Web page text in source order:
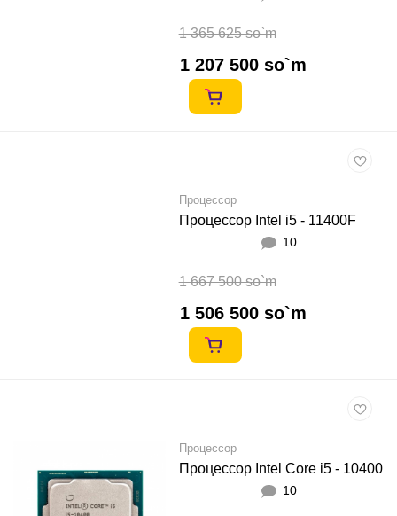
1 365 625 so`m
1 207 500 so`m
Процессор
Процессор Intel i5 - 11400F
10
1 667 500 so`m
1 506 500 so`m
Процессор
Процессор Intel Core i5 - 10400
10